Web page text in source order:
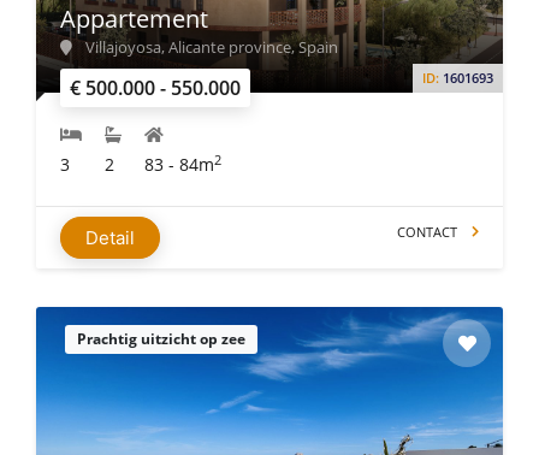
€ 500.000 - 550.000 ID: 1601693
Appartement
Villajoyosa, Alicante province, Spain
3 2 83 - 84m2
Detail CONTACT
Prachtig uitzicht op zee